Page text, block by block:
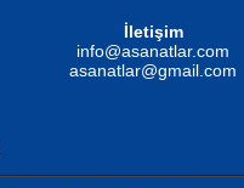
İletişim
info@asanatlar.com
asanatlar@gmail.com